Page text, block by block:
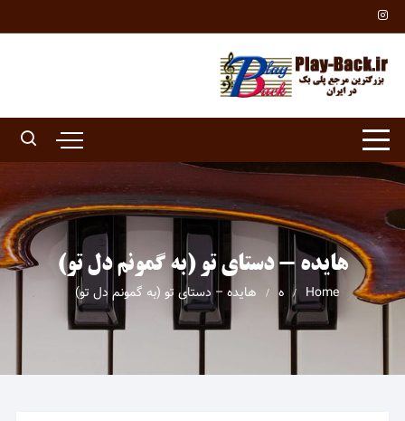
Skip
to
content
هایده - دستای تو (به گمونم دل تو)
Home ه هایده – دستای تو (به گمونم دل تو)